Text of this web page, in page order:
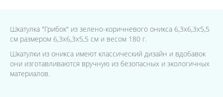
Шкатулка "Грибок" из зелено-коричневого оникса 6,3х6,3х5,5
см размером 6,3х6,3х5,5 см и весом 180 г.
Шкатулки из оникса имеют классический дизайн и вдобавок
они изготавливаются вручную из безопасных и экологичных
материалов.